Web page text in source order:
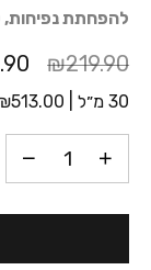
להפחתת נפיחות,
₪219.90
30 מ״ל | 513.00